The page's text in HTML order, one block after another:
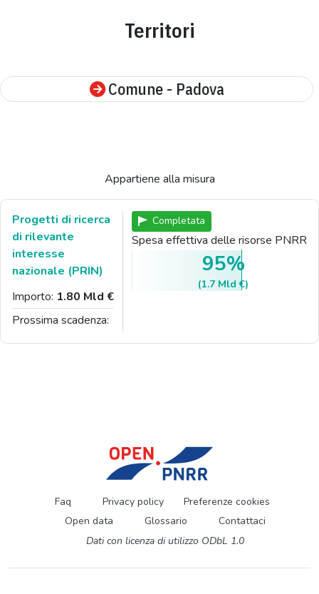
Territori
Comune - Padova
Appartiene alla misura
Progetti di ricerca
di rilevante
interesse
nazionale (PRIN)
Importo: 1.80 Mld €
Prossima scadenza:
Completata
Spesa effettiva delle risorse PNRR
95%
(1.7 Mld €)
Faq Privacy policy
Preferenze cookies
Open data
Glossario
Contattaci
Dati con licenza di utilizzo ODbL 1.0